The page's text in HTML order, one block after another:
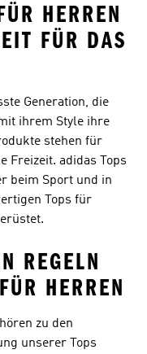
HERREN
FÜR DAS
Generation, die
ihrem Style ihre
stehen für
Freizeit. adidas Tops
beim Sport und in
Tops für
REGELN
HERREN
zu den
unserer Tops